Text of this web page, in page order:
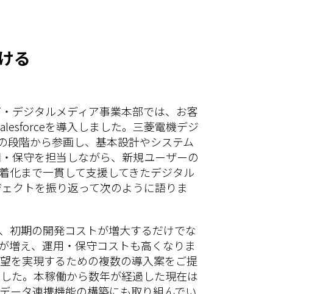
る
デジタルメディア事業本部では、お客
を導入しました。三菱電機デジ
段階から参画し、基本設計やシステム
保守を担当しながら、新規ユーザーの
化まで一貫して支援してきたデジタル
クトを振り返って次のように語りま
初期の開発コストが増大するだけでな
増え、運用・保守コストも高くなりま
を実現するための複数の導入案をご提
た。本稼働から数年が経過した現在は